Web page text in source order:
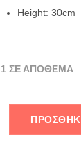
Height: 30cm
1 ΣΕ ΑΠΌΘΕΜΑ